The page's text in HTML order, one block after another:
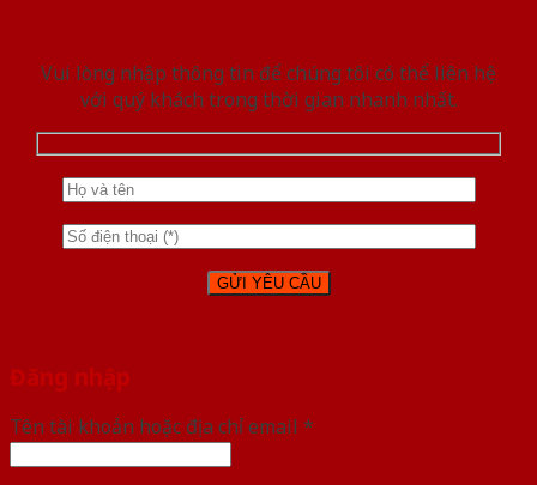
Vui lòng nhập thông tin để chúng tôi có thể liên hệ
với quý khách trong thời gian nhanh nhất.
Đăng nhập
Tên tài khoản hoặc địa chỉ email *